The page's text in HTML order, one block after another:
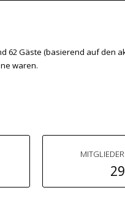
62 Gäste (basierend auf den
waren.